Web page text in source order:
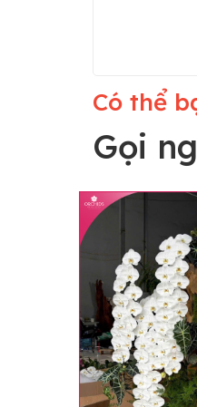
Có thể
Gọi